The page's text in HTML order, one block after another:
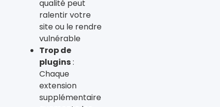
qualité peut
ralentir votre
site ou le rendre
vulnérable
Trop de
plugins:
Chaque
extension
supplémentaire